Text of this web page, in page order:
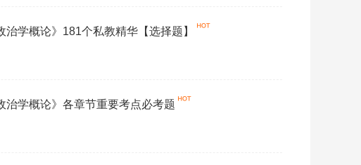
治学概论》181个私教精华【选择题】
治学概论》各章节重要考点必考题